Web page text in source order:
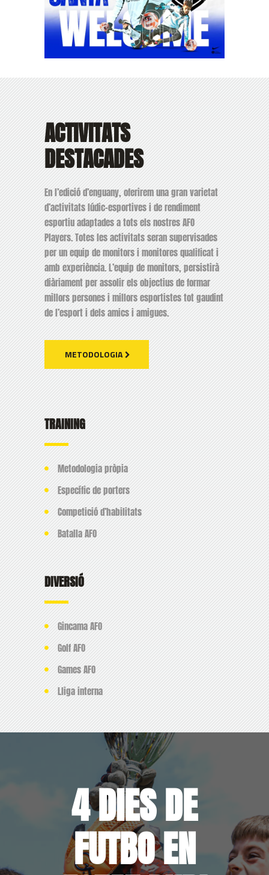
ACTIVITATS
DESTACADES
En l’edició d’enguany, oferirem una gran varietat
d’activitats lúdic-esportives i de rendiment
esportiu adaptades a tots els nostres AFO
Players. Totes les activitats seran supervisades
per un equip de monitors i monitores qualificat i
amb experiència. L’equip de monitors, persistirà
diàriament per assolir els objectius de formar
millors persones i millors esportistes tot gaudint
de l’esport i dels amics i amigues.
METODOLOGIA
TRAINING
Metodologia pròpia
Específic de porters
Competició d’habilitats
Batalla AFO
DIVERSIÓ
Gincama AFO
Golf AFO
Games AFO
Lliga interna
4 DIES DE
FUTBO EN